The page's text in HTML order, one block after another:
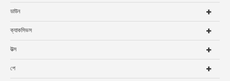
ডাউন
ক্যাকসিভস
উত্স
পে